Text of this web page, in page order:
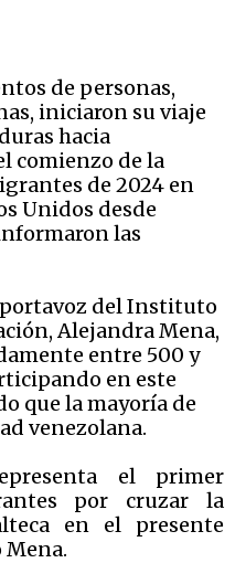
de personas,
iniciaron su viaje
hacia
comienzo de la
de 2024 en
Unidos desde
las
del Instituto
Alejandra Mena,
entre 500 y
en este
que la mayoría de
venezolana.
el primer
por cruzar la
en el presente
Mena.